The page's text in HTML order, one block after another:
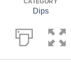
CATEGORY
Dips